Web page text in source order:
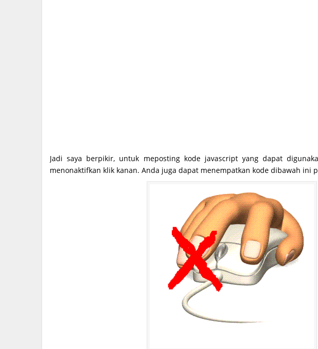
Jadi saya berpikir, untuk meposting kode javascript yang dapat
menonaktifkan klik kanan. Anda juga dapat menempatkan kode dibawah ini